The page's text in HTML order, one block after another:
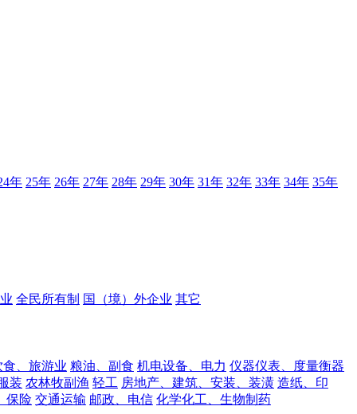
年 25年 26年 27年 28年 29年 30年 31年 32年 33年 34年 35年
全民所有制 国（境）外企业 其它
食、旅游业 粮油、副食 机电设备、电力 仪器仪表、度量衡器
装 农林牧副渔 轻工 房地产、建筑、安装、装潢 造纸、印
保险 交通运输 邮政、电信 化学化工、生物制药